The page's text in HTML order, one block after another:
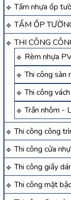
Tấm nhựa ốp
TẤM ỐP
THI CÔNG
Rèm nhựa
Thi công sàn
Thi công
Trần nhôm -
Thi công công
Thi công cửa
Thi công giấy
Thi công mặt